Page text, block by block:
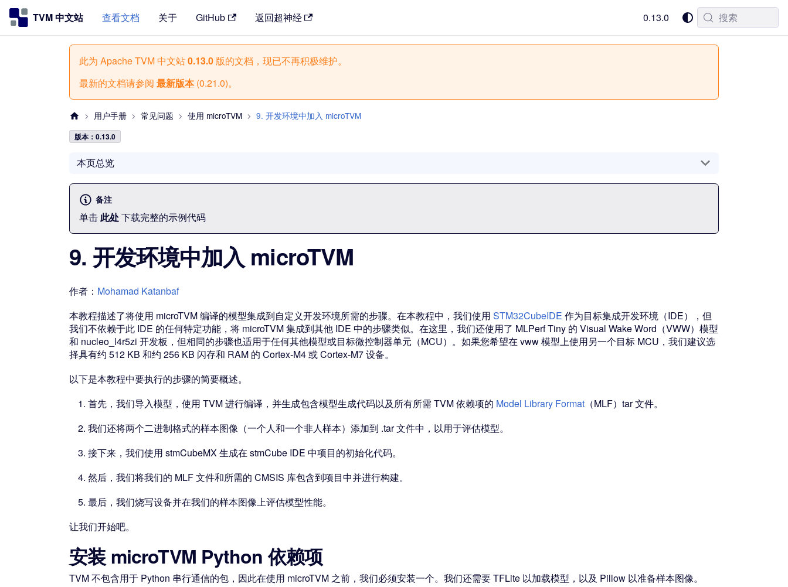
TVM 中文站 查看文档 关于 GitHub 返回超神经 0.13.0 搜索
此为 Apache TVM 中文站0.13.0 版的文档，现已不再积极维护。
最新的文档请参阅 最新版本(0.21.0)。
用户手册 常见问题 使用 microTVM 9. 开发环境中加入 microTVM
版本：0.13.0
本页总览
备注
单击此处下载完整的示例代码
9. 开发环境中加入 microTVM
作者： Mohamad Katanbaf
本教程描述了将使用 microTVM 编译的模型集成到自定义开发环境所需的步骤。在本教程中，我们使用 STM32CubeIDE 作为目标集成开发环境（IDE），但
我们不依赖于此 IDE 的任何特定功能，将 microTVM 集成到其他 IDE 中的步骤类似。在这里，我们还使用了 MLPerf Tiny 的 Visual Wake Word（VWW）模型
和 nucleo_l4r5zi 开发板，但相同的步骤也适用于任何其他模型或目标微控制器单元（MCU）。如果您希望在 vww 模型上使用另一个目标 MCU，我们建议选
择具有约 512 KB 和约 256 KB 闪存和 RAM 的 Cortex-M4 或 Cortex-M7 设备。
以下是本教程中要执行的步骤的简要概述。
首先，我们导入模型，使用 TVM 进行编译，并生成包含模型生成代码以及所有所需 TVM 依赖项的 Model Library Format （MLF）tar 文件。
我们还将两个二进制格式的样本图像（一个人和一个非人样本）添加到 .tar 文件中，以用于评估模型。
接下来，我们使用 stmCubeMX 生成在 stmCube IDE 中项目的初始化代码。
然后，我们将我们的 MLF 文件和所需的 CMSIS 库包含到项目中并进行构建。
最后，我们烧写设备并在我们的样本图像上评估模型性能。
让我们开始吧。
安装 microTVM Python 依赖项
TVM 不包含用于 Python 串行通信的包，因此在使用 microTVM 之前，我们必须安装一个。我们还需要 TFLite 以加载模型，以及 Pillow 以准备样本图像。